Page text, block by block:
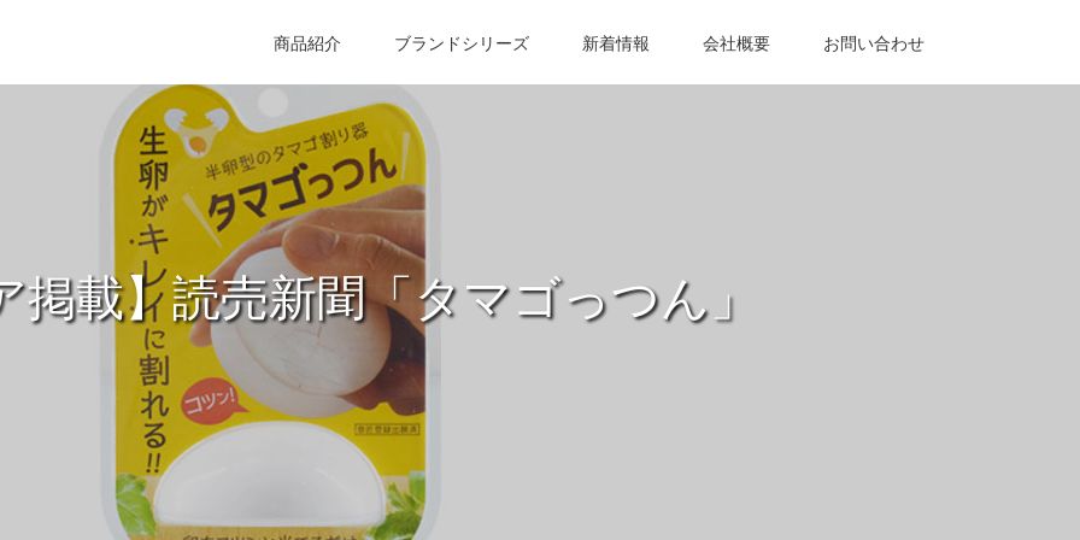
商品紹介 ブランドシリーズ 新着情報 会社概要 お問い合わせ
掲載】読売新聞「タマゴっつん」